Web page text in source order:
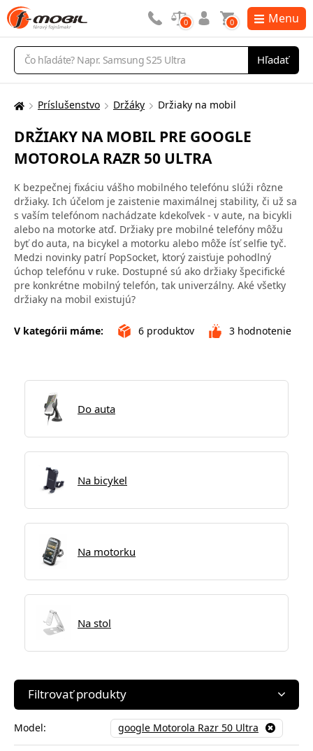
Vyhľadávanie
Hľadať
0 0 Menu
Tu
nachádzate:
Príslušenstvo Držáky Držiaky na mobil
DRŽIAKY NA MOBIL PRE GOOGLE
MOTOROLA RAZR 50 ULTRA
K bezpečnej fixáciu vášho mobilného telefónu slúži rôzne
držiaky. Ich účelom je zaistenie maximálnej stability, či už sa
s vaším telefónom nachádzate kdekoľvek - v aute, na bicykli
alebo na motorke atď. Držiaky pre mobilné telefóny môžu
byť do auta, na bicykel a motorku alebo môže ísť selfie tyč.
Medzi novinky patrí PopSocket, ktorý zaisťuje pohodlný
úchop telefónu v ruke. Dostupné sú ako držiaky špecifické
pre konkrétne mobilný telefón, tak univerzálny. Aké všetky
držiaky na mobil existujú?
V kategórii máme: 6 produktov 3 hodnotenie
Do auta
Na bicykel
Na motorku
Na stol
Filtrovať produkty
Model: google Motorola Razr 50 Ultra